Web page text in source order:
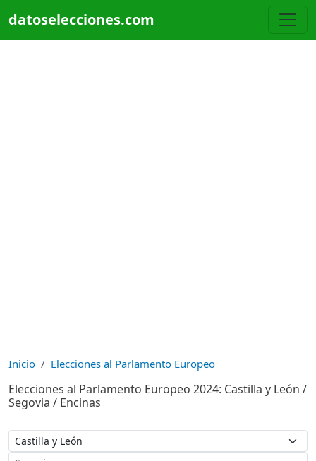
datoselecciones.com
Inicio Elecciones al Parlamento Europeo
Elecciones al Parlamento Europeo 2024: Castilla y León /
Segovia / Encinas